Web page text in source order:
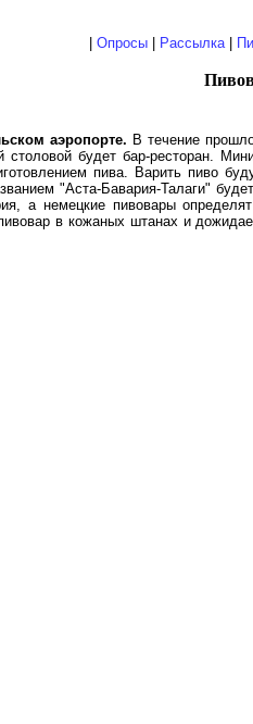
Опросы| Рассылка|
аэропорте. В течение
будет бар-ресторан.
пива. Варить пиво
"Аста-Бавария-Талаги"
а немецкие пивовары
в кожаных штанах и